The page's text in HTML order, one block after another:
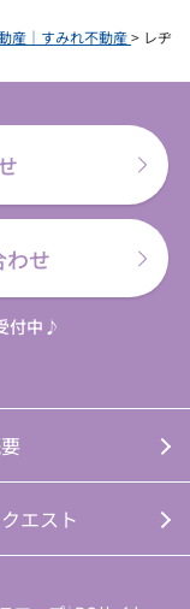
産｜すみれ不動産> レヂ
わせ
付中♪
エスト